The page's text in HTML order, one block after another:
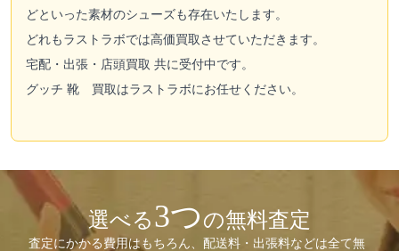
どといった素材のシューズも存在いたします。
どれもラストラボでは高価買取させていただきます。
宅配 ・ 出張 ・ 店頭買取 共に受付中です。
グッチ 靴 買取はラストラボにお任せください。
選べる3つの無料査定
査定にかかる費用はもちろん、配送料・出張料などは全て無